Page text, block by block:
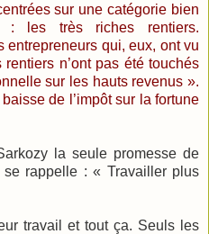
sur une catégorie bien
: les très riches rentiers.
entrepreneurs qui, eux, ont vu
rentiers n’ont pas été touchés
sur les hauts revenus ».
de l’impôt sur la fortune
la seule promesse de
rappelle : « Travailler plus
travail et tout ça. Seuls les